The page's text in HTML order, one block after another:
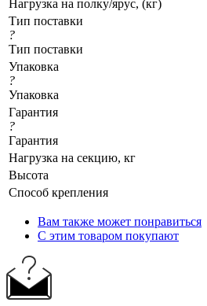
Нагрузка на полку/ярус, (кг)
Тип поставки
?
Тип поставки
Упаковка
?
Упаковка
Гарантия
?
Гарантия
Нагрузка на секцию, кг
Высота
Cпособ крепления
Вам также может понравиться
С этим товаром покупают